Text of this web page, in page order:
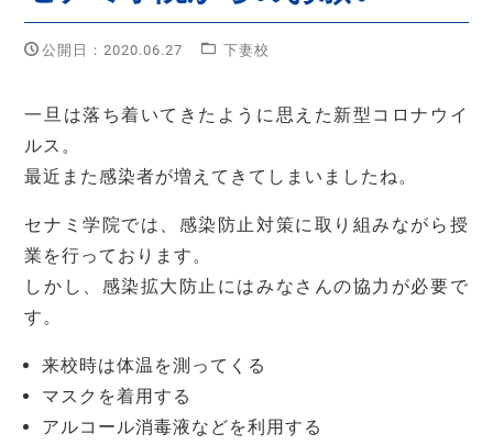
公開日：2020.06.27 下妻校
一旦は落ち着いてきたように思えた新型コロナウイ
ルス。
最近また感染者が増えてきてしまいましたね。
セナミ学院では、感染防止対策に取り組みながら授
業を行っております。
しかし、感染拡大防止にはみなさんの協力が必要で
す。
来校時は体温を測ってくる
マスクを着用する
アルコール消毒液などを利用する